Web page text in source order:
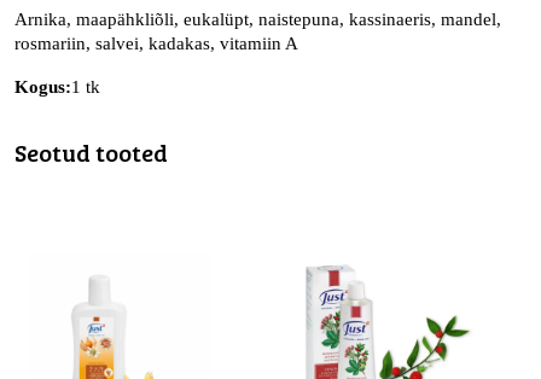
Arnika, maapähkliõli, eukalüpt, naistepuna, kassinaeris, mandel,
rosmariin, salvei, kadakas, vitamiin A
Kogus:1 tk
Seotud tooted